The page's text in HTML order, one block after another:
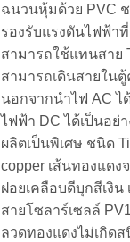
ฉนวนหุ้มด้วย PVC
รองรับแรงดันไฟฟ้า
สามารถใช้แทนสาย
สามารถเดินสายใน
นอกจากนำไฟ AC ไ
ไฟฟ้า DC ได้เป็นอย่า
ผลิตเป็นพิเศษ ชนิด
copper เส้นทองแดง
ฝอยเคลือบดีบุกสีเงิน
สายโซลาร์เซลล์
ลวดทองแดงไม่เกิด